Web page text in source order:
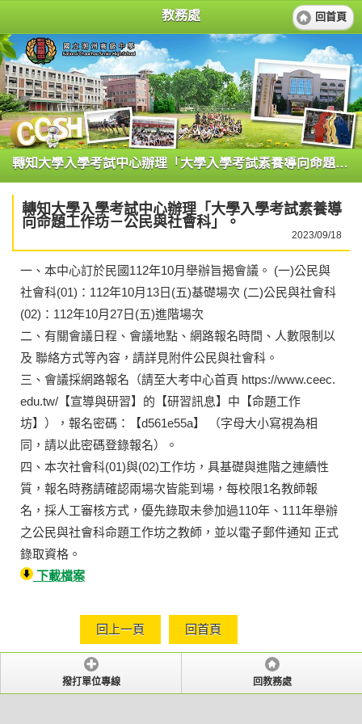
教務處 回首頁
轉知大學入學考試中心辦理「大學入學考試素養導向命題工作坊－公民與社會科」。
轉知大學入學考試中心辦理「大學入學考試素養導
向命題工作坊－公民與社會科」。
2023/09/18
一、本中心訂於民國112年10月舉辦旨揭會議。 (一)公民與
社會科(01)：112年10月13日(五)基礎場次 (二)公民與社會科
(02)：112年10月27日(五)進階場次
二、有關會議日程、會議地點、網路報名時間、人數限制以
及 聯絡方式等內容，請詳見附件公民與社會科。
三、會議採網路報名（請至大考中心首頁 https://www.ceec.
edu.tw/【宣導與研習】的【研習訊息】中【命題工作
坊】），報名密碼：【d561e55a】 （字母大小寫視為相
同，請以此密碼登錄報名）。
四、本次社會科(01)與(02)工作坊，具基礎與進階之連續性
質，報名時務請確認兩場次皆能到場，每校限1名教師報
名，採人工審核方式，優先錄取未參加過110年、111年舉辦
之公民與社會科命題工作坊之教師，並以電子郵件通知 正式
錄取資格。
下載檔案
回上一頁 回首頁
撥打單位專線 回教務處